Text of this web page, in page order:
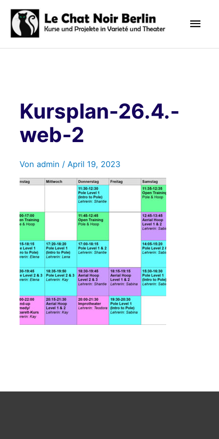
Zum
Inhalt
springen
Kursplan-26.4.-
web-2
Vonadmin /April 19, 2023